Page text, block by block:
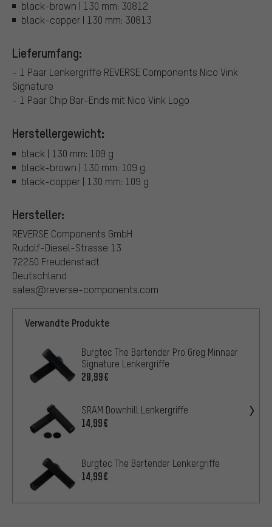
black-brown | 130 mm: 30812
black-copper | 130 mm: 30813
Lieferumfang:
- 1 Paar Lenkergriffe REVERSE Components Nico Vink
Signature
- 1 Paar Chip Bar-Ends mit Nico Vink Logo
Herstellergewicht:
black | 130 mm: 109 g
black-brown | 130 mm: 109 g
black-copper | 130 mm: 109 g
Hersteller:
REVERSE Components GmbH
Rudolf-Diesel-Strasse 13
72250 Freudenstadt
Deutschland
sales@reverse-components.com
Verwandte Produkte
Burgtec The Bartender Pro Greg Minnaar
Signature Lenkergriffe
20,99€
SRAM Downhill Lenkergriffe
14,99€
Burgtec The Bartender Lenkergriffe
14,99€